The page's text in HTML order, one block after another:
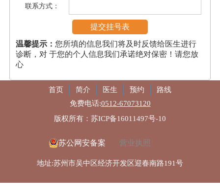
联系方式：
温馨提示：您所填的信息我们将及时反馈给医生进行
诊断，对 于您的个人信息我们承诺绝对保密！请您放
心
首页 简介 医生 预约
路线
免费电话:0512-67073120
版权所有：苏ICP备16011497号-10
苏公网安备案 营业执照
地址:苏州市吴中区经济开发区迎春南路191号